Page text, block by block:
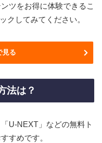
ツをお得に体験できるこ
クしてみてください。
見る
法は？
U-NEXT」などの無料ト
すめです。